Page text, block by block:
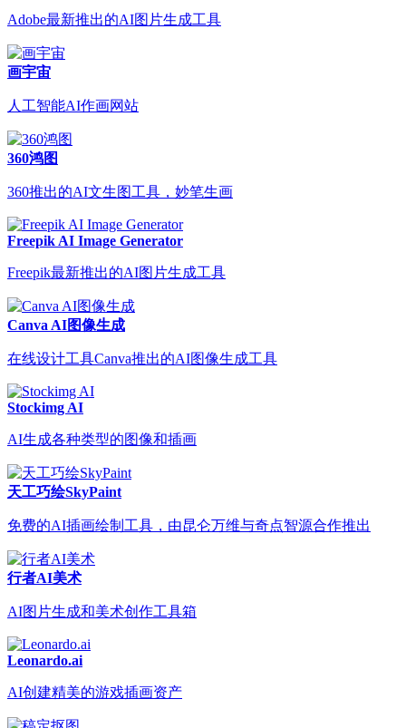
Adobe最新推出的AI图片生成工具
画宇宙
人工智能AI作画网站
360鸿图
360推出的AI文生图工具，妙笔生画
Freepik AI Image Generator
Freepik最新推出的AI图片生成工具
Canva AI图像生成
在线设计工具Canva推出的AI图像生成工具
Stockimg AI
AI生成各种类型的图像和插画
天工巧绘SkyPaint
免费的AI插画绘制工具，由昆仑万维与奇点智源合作推出
行者AI美术
AI图片生成和美术创作工具箱
Leonardo.ai
AI创建精美的游戏插画资产